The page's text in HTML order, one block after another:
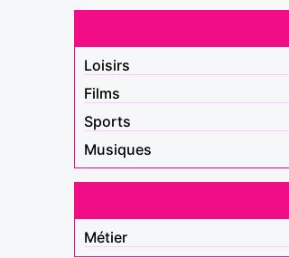
Loisirs
Films
Sports
Musiques
Métier